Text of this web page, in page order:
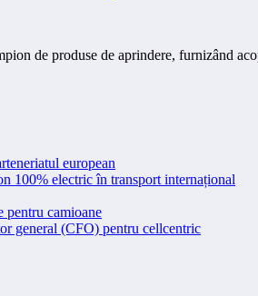
de produse de aprindere, furnizând
european
100% electric în transport internațional
pentru camioane
general (CFO) pentru cellcentric